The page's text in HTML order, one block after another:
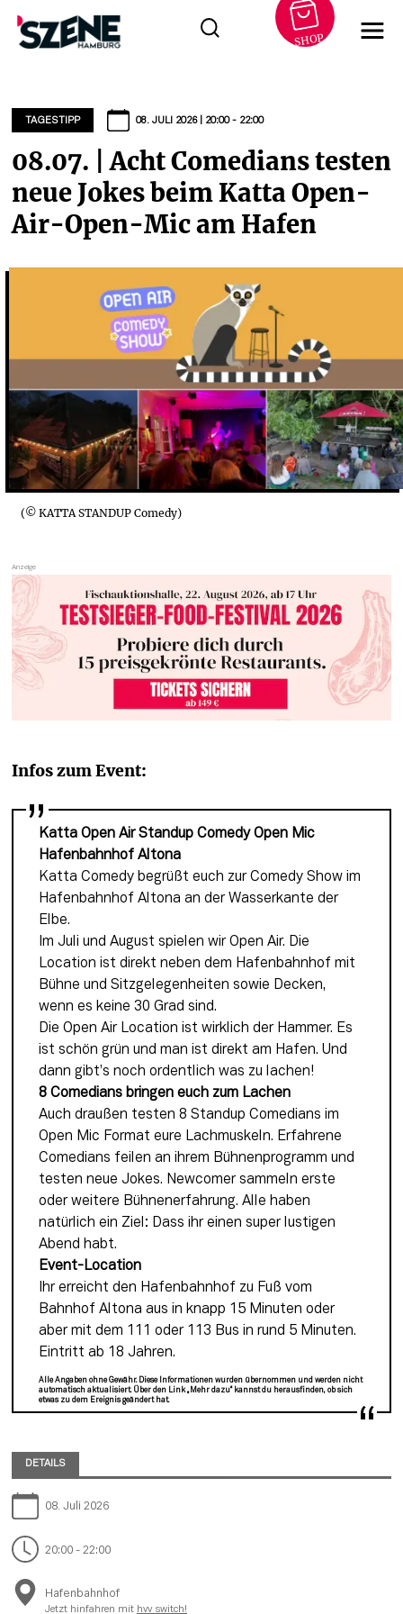
springen
SHOP
TAGESTIPP 08. JULI 2026 | 20:00 - 22:00
08.07. | Acht Comedians testen
neue Jokes beim Katta Open-
Air-Open-Mic am Hafen
(© KATTA STANDUP Comedy)
Infos zum Event:
Katta Open Air Standup Comedy Open Mic
Hafenbahnhof Altona
Katta Comedy begrüßt euch zur Comedy Show im
Hafenbahnhof Altona an der Wasserkante der
Elbe.
Im Juli und August spielen wir Open Air. Die
Location ist direkt neben dem Hafenbahnhof mit
Bühne und Sitzgelegenheiten sowie Decken,
wenn es keine 30 Grad sind.
Die Open Air Location ist wirklich der Hammer. Es
ist schön grün und man ist direkt am Hafen. Und
dann gibt’s noch ordentlich was zu lachen!
8 Comedians bringen euch zum Lachen
Auch draußen testen 8 Standup Comedians im
Open Mic Format eure Lachmuskeln. Erfahrene
Comedians feilen an ihrem Bühnenprogramm und
testen neue Jokes. Newcomer sammeln erste
oder weitere Bühnenerfahrung. Alle haben
natürlich ein Ziel: Dass ihr einen super lustigen
Abend habt.
Event-Location
Ihr erreicht den Hafenbahnhof zu Fuß vom
Bahnhof Altona aus in knapp 15 Minuten oder
aber mit dem 111 oder 113 Bus in rund 5 Minuten.
Eintritt ab 18 Jahren.
Alle Angaben ohne Gewähr. Diese Informationen wurden übernommen und werden nicht
automatisch aktualisiert. Über den Link „Mehr dazu“ kannst du herausfinden, ob sich
etwas zu dem Ereignis geändert hat.
DETAILS
08. Juli 2026
20:00 - 22:00
Hafenbahnhof
Jetzt hinfahren mit hvv switch!